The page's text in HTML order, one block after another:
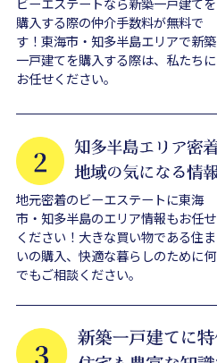
購入する際の仲介手数料が無料で
す！東海市・知多半島エリアで新築
一戸建てを購入する際は、私たちに
お任せください。
地元密着のビーエステートに東海
市・知多半島のエリア情報もお任せ
ください！大きな買い物である住ま
いの購入、快適な暮らしのために何
でもご相談ください。